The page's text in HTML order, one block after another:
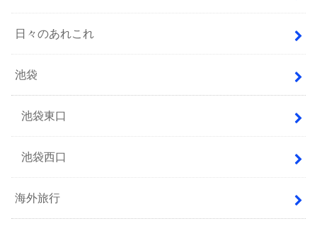
日々のあれこれ
池袋
池袋東口
池袋西口
海外旅行